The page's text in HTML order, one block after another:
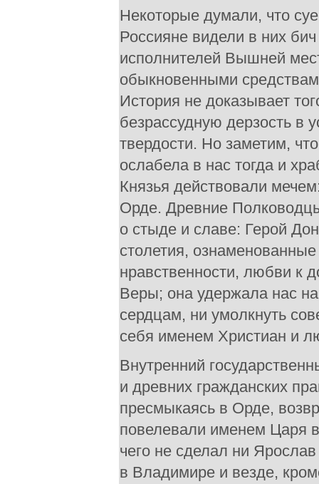
Некоторые думали, что
Россияне видели в них
исполнителей Вышней
обыкновенными
История не доказывает
безрассудную дерзость в
твердости. Но заметим,
ослабела в нас тогда и
Князья действовали
Орде. Древние
о стыде и славе: Герой
столетия,
нравственности, любви к
Веры; она удержала нас
сердцам, ни умолкнуть
себя именем Христиан и
Внутренний
и древних гражданских
пресмыкаясь в Орде,
повелевали именем Царя
чего не сделал ни
в Владимире и везде,